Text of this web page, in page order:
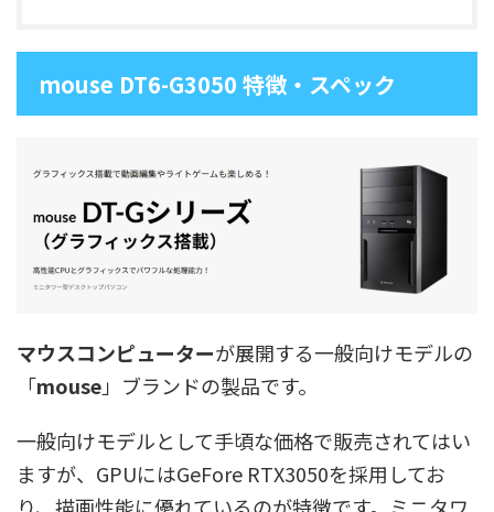
mouse DT6-G3050 特徴・スペック
マウスコンピューターが展開する一般向けモデルの
「mouse」ブランドの製品です。
一般向けモデルとして手頃な価格で販売されてはい
ますが、GPUにはGeFore RTX3050を採用してお